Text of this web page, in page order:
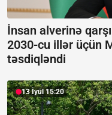
İnsan alverinə
2030-cu illər üçün
təsdiqləndi
13 İyul 15:20